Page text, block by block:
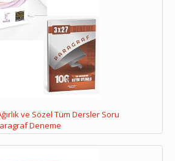
ve Sözel Tüm Dersler Soru
Deneme